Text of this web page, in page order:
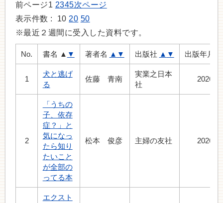
前ページ1 2345次ページ
表示件数 : 10 20 50
※最近２週間に受入した資料です。
No. 書名 ▲ ▼ 著者名 ▲ ▼ 出版社 ▲ ▼ 出版年月
1
犬と逃げ
る
佐藤 青南
実業之日本
社
2026.7
2
「うちの
子、依存
症？」と
気になっ
たら知り
たいこと
が全部の
ってる本
松本 俊彦 主婦の友社 2026.8
エクスト